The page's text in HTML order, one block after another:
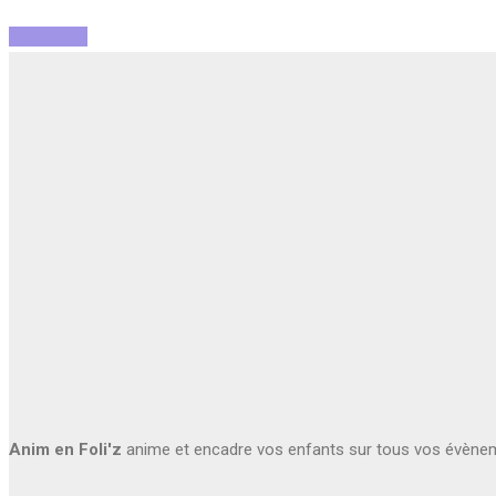
Anim en Foli'z anime et encadre vos enfants sur tous vos